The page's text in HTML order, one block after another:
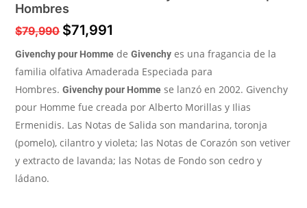
Hombres
$79,990 $71,991
Givenchy pour Homme deGivenchy es una fragancia de la
familia olfativa Amaderada Especiada para
Hombres.Givenchy pour Homme se lanzó en 2002. Givenchy
pour Homme fue creada por Alberto Morillas y Ilias
Ermenidis. Las Notas de Salida son mandarina, toronja
(pomelo), cilantro y violeta; las Notas de Corazón son vetiver
y extracto de lavanda; las Notas de Fondo son cedro y
ládano.